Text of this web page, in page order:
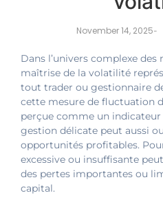
November 14, 2025-
Dans l’univers complexe des
maîtrise de la volatilité
tout trader ou gestionnaire
cette mesure de fluctuation
perçue comme un indicateur
gestion délicate peut aussi
opportunités profitables.
excessive ou insuffisante
des pertes importantes ou
capital.